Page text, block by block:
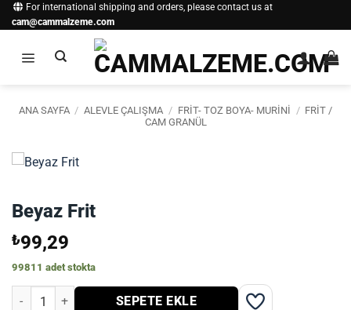
İçeriğe
atla
For international shipping and orders, please contact us at
cam@cammalzeme.com
ANA SAYFA / ALEVLE ÇALIŞMA / FRIT- TOZ BOYA- MURINI / FRIT /
CAM GRANÜL
Beyaz Frit
₺99,29
99811 adet stokta
Beyaz Frit adet
SEPETE EKLE